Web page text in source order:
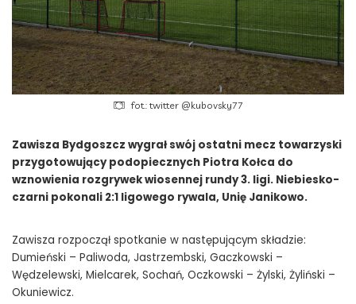
fot.: twitter @kubovsky77
Zawisza Bydgoszcz wygrał swój ostatni mecz towarzyski
przygotowujący podopiecznych Piotra Kołca do
wznowienia rozgrywek wiosennej rundy 3. ligi. Niebiesko-
czarni pokonali 2:1 ligowego rywala, Unię Janikowo.
Zawisza rozpoczął spotkanie w następującym składzie:
Dumieński – Paliwoda, Jastrzembski, Gaczkowski –
Wędzelewski, Mielcarek, Sochań, Oczkowski – Żylski, Żyliński –
Okuniewicz.